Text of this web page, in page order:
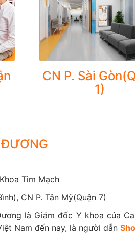
các bệnh lý không lây nhiễm ở
CN P. Sài
1)
Tim Mạch
CN P. Tân Mỹ(Quận 7)
là Giám đốc Y khoa của
Nam đến nay, là người dẫn